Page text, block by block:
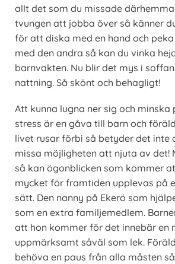
allt det som du missade
tvungen att jobba över så känner
för att diska med en hand och
med den andra så kan du vinka
barnvakten. Nu blir det mys i
nattning. Så skönt och behagligt!
Att kunna lugna ner sig och minska
stress är en gåva till barn och
livet rusar förbi så betyder det inte
missa möjligheten att njuta av det!
så kan ögonblicken som kommer
mycket för framtiden upplevas på
sätt. Den nanny på Ekerö som
som en extra familjemedlem.
att hon kommer för det innebär en
uppmärksamt såväl som lek.
behöva en paus från alla måsten